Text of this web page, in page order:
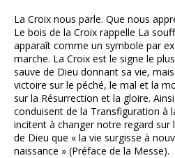
La Croix nous parle. Que nous
Le bois de la Croix rappelle La
apparaît comme un symbole par
marche. La Croix est le signe le
sauve de Dieu donnant sa vie,
victoire sur le péché, le mal et la
sur la Résurrection et la gloire.
conduisent de la Transfiguration à
incitent à changer notre regard sur
de Dieu que « la vie surgisse à
naissance » (Préface de la Messe).